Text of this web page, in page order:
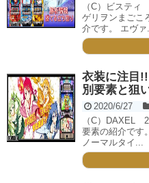
（C）ビステ
ゲリヲンまごこ
介です。 エヴァ
衣装に注目
別要素と狙
2020/6/27
（C）DAXEL
要素の紹介です
ノーマルタイ...